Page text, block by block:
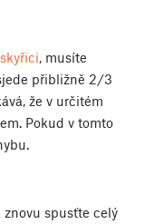
, musíte
přibližně 2/3
že v určitém
Pokud v tomto
spusťte celý